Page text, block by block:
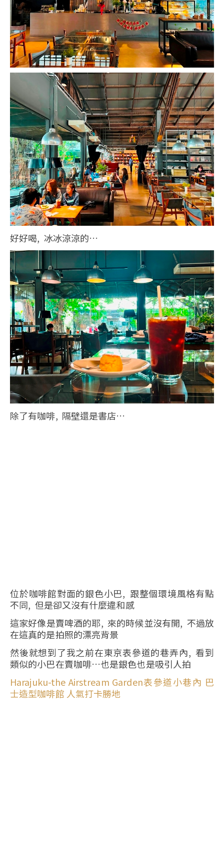
好好喝, 冰冰涼涼的…
除了有咖啡, 隔壁還是書店…
位於咖啡館對面的銀色小巴, 跟整個環境風格有點
不同, 但是卻又沒有什麼違和感
這家好像是賣啤酒的耶, 來的時候並沒有開, 不過放
在這真的是拍照的漂亮背景
然後就想到了我之前在東京表參道的巷弄內, 看到
類似的小巴在賣咖啡…也是銀色也是吸引人拍
Harajuku-the Airstream Garden表參道小巷內 巴
士造型咖啡館 人氣打卡勝地